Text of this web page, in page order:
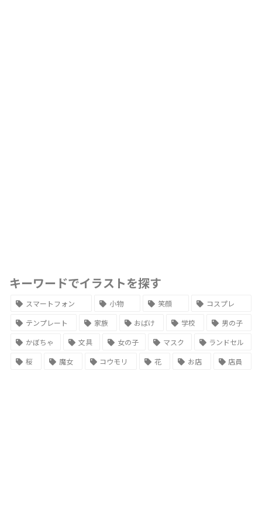
キーワードでイラストを探す
スマートフォン 小物 笑顔
コスプレ
テンプレート
家族 おばけ 学校
男の子
かぼちゃ
文具 女の子 マスク
ランドセル
桜
魔女 コウモリ 花 お店 店員